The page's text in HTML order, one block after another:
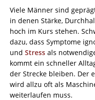
Viele Männer sind
in denen Stärke,
hoch im Kurs stehen.
dazu, dass Symptome
und Stress als
kommt ein schneller
der Strecke bleiben. Der
wird allzu oft als
weiterlaufen muss.